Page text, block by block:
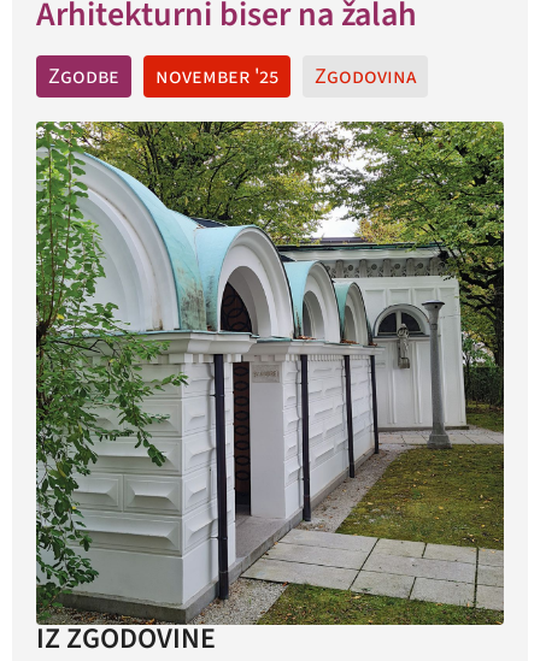
Arhitekturni biser na žalah
Zgodbe november '25 Zgodovina
IZ ZGODOVINE